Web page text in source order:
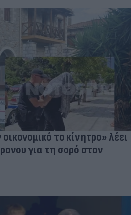
το κίνητρο» λέει
για τη σορό στον